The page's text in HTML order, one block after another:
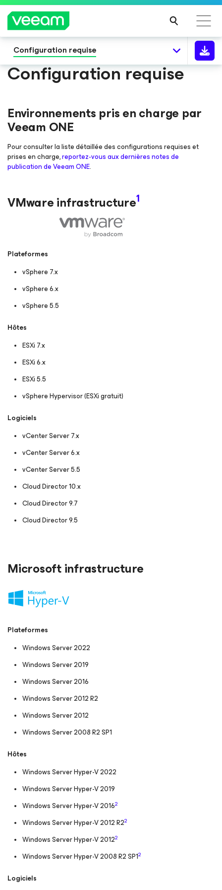
Recommandations de Veeam pour les clients
impactés par la mise à jour de CrowdStrike
SUIT
E
Configuration requise
Configuration requise
Environnements pris en charge par
Veeam ONE
Pour consulter la liste détaillée des configurations requises et
prises en charge,reportez-vous aux dernières notes de
publication de Veeam ONE.
VMware infrastructure1
Plateformes
vSphere 7.x
vSphere 6.x
vSphere 5.5
Hôtes
ESXi 7.x
ESXi 6.x
ESXi 5.5
vSphere Hypervisor (ESXi gratuit)
Logiciels
vCenter Server 7.x
vCenter Server 6.x
vCenter Server 5.5
Cloud Director 10.x
Cloud Director 9.7
Cloud Director 9.5
Microsoft infrastructure
Plateformes
Windows Server 2022
Windows Server 2019
Windows Server 2016
Windows Server 2012 R2
Windows Server 2012
Windows Server 2008 R2 SP1
Hôtes
Windows Server Hyper-V 2022
Windows Server Hyper-V 2019
Windows Server Hyper-V 20162
Windows Server Hyper-V 2012 R22
Windows Server Hyper-V 20122
Windows Server Hyper-V 2008 R2 SP12
Logiciels